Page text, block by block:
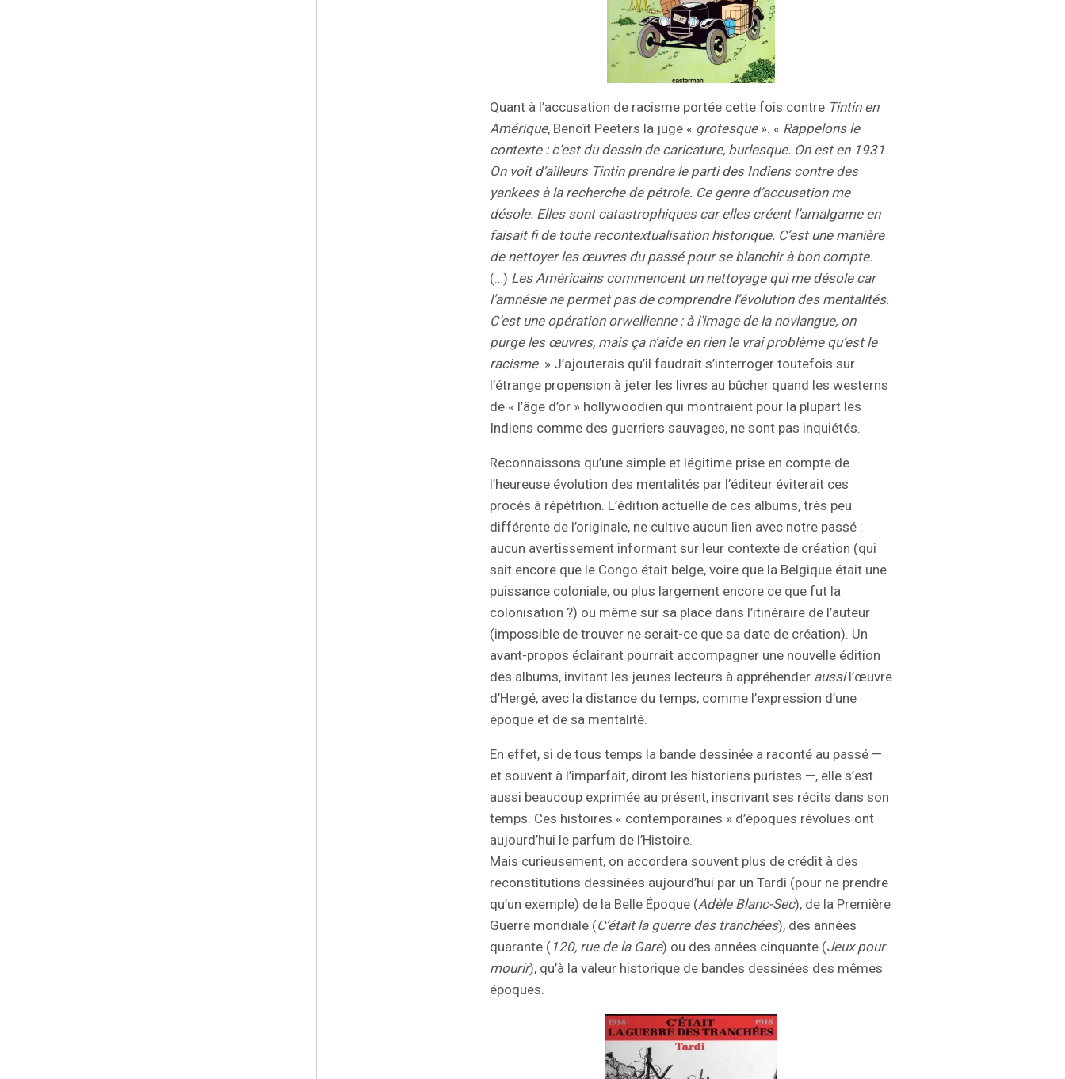
Quant à l’accusation de racisme portée cette fois contre Tintin en
Amérique, Benoît Peeters la juge « grotesque ». « Rappelons le
contexte : c’est du dessin de caricature, burlesque. On est en 1931.
On voit d’ailleurs Tintin prendre le parti des Indiens contre des
yankees à la recherche de pétrole. Ce genre d’accusation me
désole. Elles sont catastrophiques car elles créent l’amalgame en
faisait fi de toute recontextualisation historique. C’est une manière
de nettoyer les œuvres du passé pour se blanchir à bon compte.
(…) Les Américains commencent un nettoyage qui me désole car
l’amnésie ne permet pas de comprendre l’évolution des mentalités.
C’est une opération orwellienne : à l’image de la novlangue, on
purge les œuvres, mais ça n’aide en rien le vrai problème qu’est le
racisme. » J’ajouterais qu’il faudrait s’interroger toutefois sur
l’étrange propension à jeter les livres au bûcher quand les westerns
de « l’âge d’or » hollywoodien qui montraient pour la plupart les
Indiens comme des guerriers sauvages, ne sont pas inquiétés.
Reconnaissons qu’une simple et légitime prise en compte de
l’heureuse évolution des mentalités par l’éditeur éviterait ces
procès à répétition. L’édition actuelle de ces albums, très peu
différente de l’originale, ne cultive aucun lien avec notre passé :
aucun avertissement informant sur leur contexte de création (qui
sait encore que le Congo était belge, voire que la Belgique était une
puissance coloniale, ou plus largement encore ce que fut la
colonisation ?) ou même sur sa place dans l’itinéraire de l’auteur
(impossible de trouver ne serait-ce que sa date de création). Un
avant-propos éclairant pourrait accompagner une nouvelle édition
des albums, invitant les jeunes lecteurs à appréhender aussil’œuvre
d’Hergé, avec la distance du temps, comme l’expression d’une
époque et de sa mentalité.
En effet, si de tous temps la bande dessinée a raconté au passé —
et souvent à l’imparfait, diront les historiens puristes —, elle s’est
aussi beaucoup exprimée au présent, inscrivant ses récits dans son
temps. Ces histoires « contemporaines » d’époques révolues ont
aujourd’hui le parfum de l’Histoire.
Mais curieusement, on accordera souvent plus de crédit à des
reconstitutions dessinées aujourd’hui par un Tardi (pour ne prendre
qu’un exemple) de la Belle Époque (Adèle Blanc-Sec), de la Première
Guerre mondiale (C’était la guerre des tranchées), des années
quarante (120, rue de la Gare) ou des années cinquante (Jeux pour
mourir), qu’à la valeur historique de bandes dessinées des mêmes
époques.